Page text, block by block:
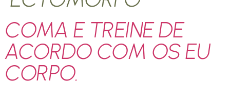
COMA E TREINE DE
ACORDO COM OS EU
CORPO.